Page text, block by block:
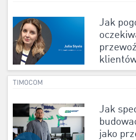
Jak
TIMOCOM
Jak
jako